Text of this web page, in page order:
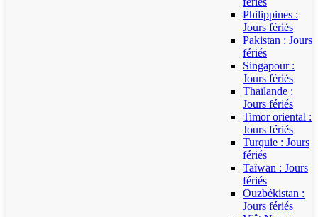
Philippines :
Jours fériés
Pakistan : Jours
fériés
Singapour :
Jours fériés
Thaïlande :
Jours fériés
Timor oriental :
Jours fériés
Turquie : Jours
fériés
Taïwan : Jours
fériés
Ouzbékistan :
Jours fériés